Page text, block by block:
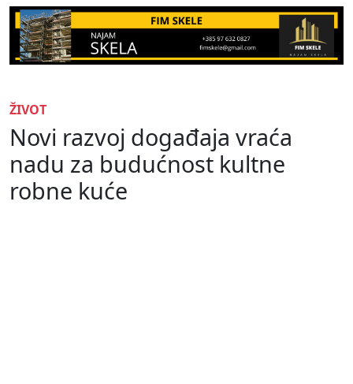
ŽIVOT
Novi razvoj događaja vraća
nadu za budućnost kultne
robne kuće